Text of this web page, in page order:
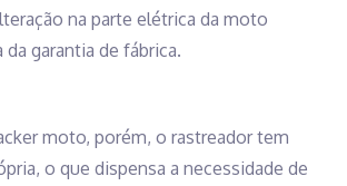
na parte elétrica da moto
garantia de fábrica.
moto, porém, o rastreador tem
o que dispensa a necessidade de